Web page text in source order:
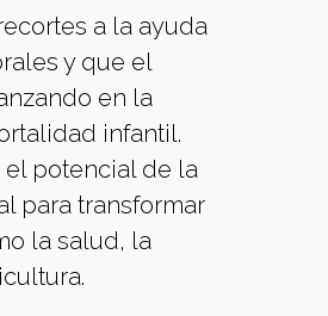
a la ayuda
y que el
en la
infantil.
potencial de la
para transformar
la salud, la